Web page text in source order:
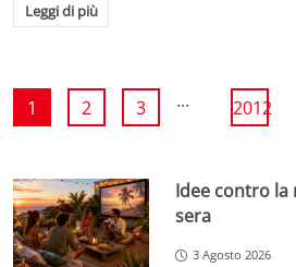
Leggi di più
1 2 3 ... 2012
Idee contro
sera
3 Agosto 2026